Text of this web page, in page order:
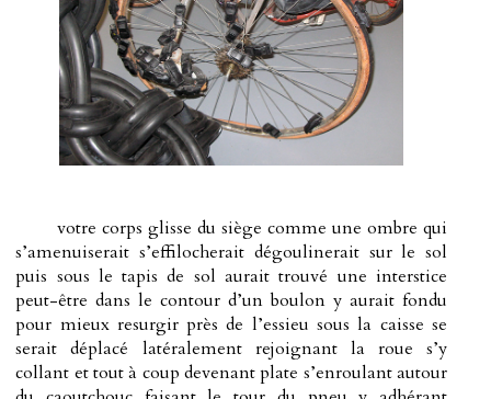
votre corps glisse du siège comme une ombre qui
s’amenuiserait s’effilocherait dégoulinerait sur le sol
puis sous le tapis de sol aurait trouvé une interstice
peut-être dans le contour d’un boulon y aurait fondu
pour mieux resurgir près de l’essieu sous la caisse se
serait déplacé latéralement rejoignant la roue s’y
collant et tout à coup devenant plate s’enroulant autour